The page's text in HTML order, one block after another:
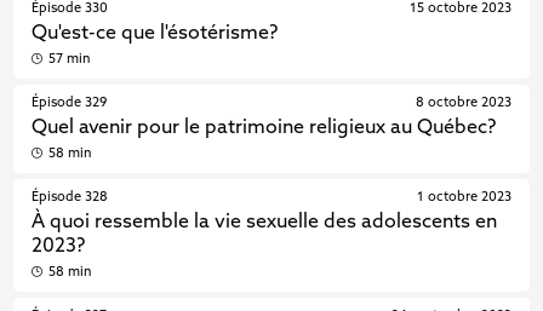
Épisode 330
Qu'est-ce que l'ésotérisme?
15 octobre 2023
57 min
Épisode 329
Quel avenir pour le patrimoine religieux au Québec?
8 octobre 2023
58 min
Épisode 328
À quoi ressemble la vie sexuelle des adolescents en
2023?
1 octobre 2023
58 min